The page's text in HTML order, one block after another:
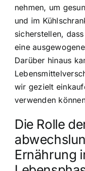
nehmen, um
und im
sicherstellen,
eine
Darüber hinaus
wir gezielt
verwenden
Die Rolle
Ernährung